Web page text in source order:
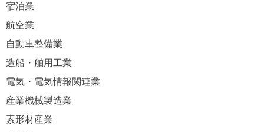
宿泊業
航空業
自動車整備業
造船・舶用工業
電気・電気情報関連業
産業機械製造業
素形材産業